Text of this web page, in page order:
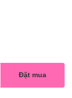
Đặt mua